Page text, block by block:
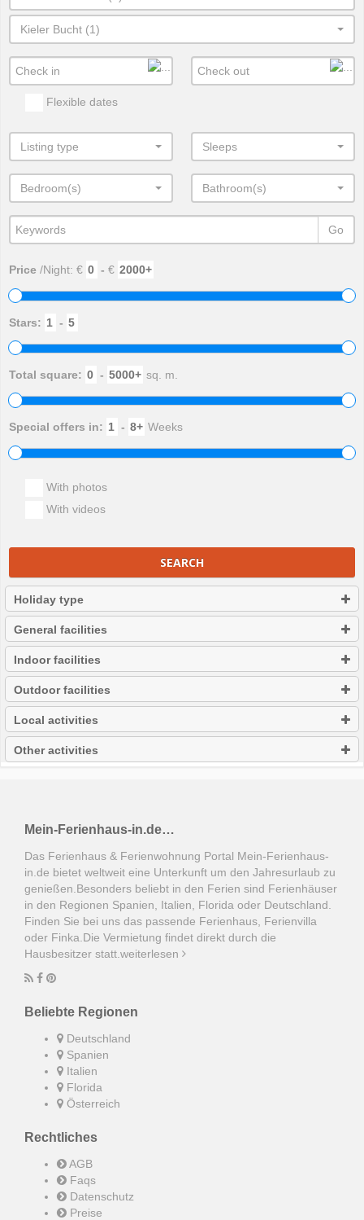
Kieler Bucht (1)
Flexible dates
Listing type Sleeps
Bedroom(s) Bathroom(s)
Go
Price /Night: € - €
Stars: -
Total square: - sq. m.
Special offers in: - Weeks
With photos
With videos
SEARCH
Holiday type
General facilities
Indoor facilities
Outdoor facilities
Local activities
Other activities
Mein-Ferienhaus-in.de…
Das Ferienhaus & Ferienwohnung Portal Mein-Ferienhaus-
in.de bietet weltweit eine Unterkunft um den Jahresurlaub zu
genießen.Besonders beliebt in den Ferien sind Ferienhäuser
in den Regionen Spanien, Italien, Florida oder Deutschland.
Finden Sie bei uns das passende Ferienhaus, Ferienvilla
oder Finka.Die Vermietung findet direkt durch die
Hausbesitzer statt. weiterlesen
Beliebte Regionen
Deutschland
Spanien
Italien
Florida
Österreich
Rechtliches
AGB
Faqs
Datenschutz
Preise